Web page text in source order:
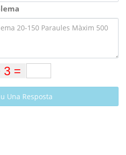
Una Resposta